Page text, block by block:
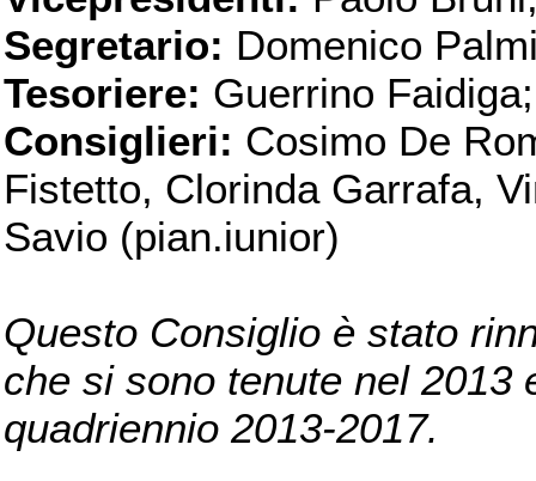
Segretario: Domenico
Tesoriere: Guerrino Faidiga;
Consiglieri: Cosimo De
Fistetto, Clorinda Garrafa,
Savio (pian.iunior)
Questo Consiglio è stato
che si sono tenute nel 2013
quadriennio 2013-2017.